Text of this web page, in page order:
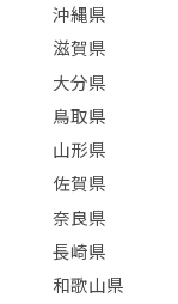
沖縄県
滋賀県
大分県
鳥取県
山形県
佐賀県
奈良県
長崎県
和歌山県